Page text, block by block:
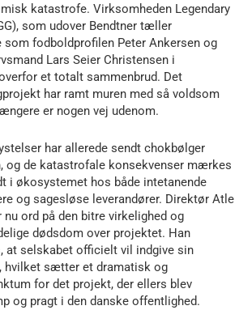
katastrofe. Virksomheden Legendary
som udover Bendtner tæller
som fodboldprofilen Peter Ankersen og
Lars Seier Christensen i
et totalt sammenbrud. Det
har ramt muren med så voldsom
er nogen vej udenom.
har allerede sendt chokbølger
og de katastrofale konsekvenser mærkes
i økosystemet hos både intetanende
og sagesløse leverandører. Direktør Atle
ord på den bitre virkelighed og
dødsdom over projektet. Han
at selskabet officielt vil indgive sin
hvilket sætter et dramatisk og
for det projekt, der ellers blev
og pragt i den danske offentlighed.